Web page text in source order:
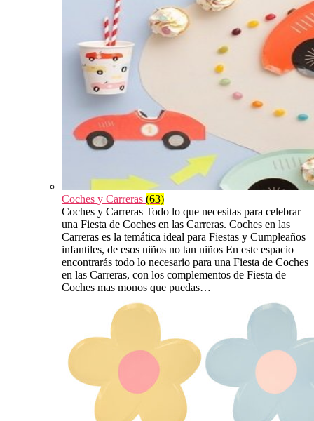
Coches y Carreras (63)
Coches y Carreras Todo lo que necesitas para celebrar
una Fiesta de Coches en las Carreras. Coches en las
Carreras es la temática ideal para Fiestas y Cumpleaños
infantiles, de esos niños no tan niños En este espacio
encontrarás todo lo necesario para una Fiesta de Coches
en las Carreras, con los complementos de Fiesta de
Coches mas monos que puedas…